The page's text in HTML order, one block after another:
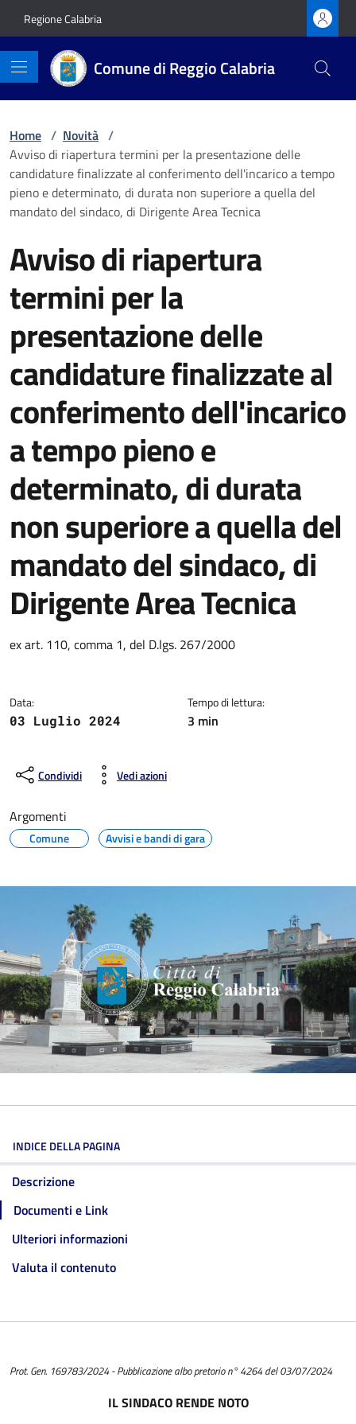
Regione Calabria
Comune di Reggio Calabria
Home / Novità /
Avviso di riapertura termini per la presentazione delle
candidature finalizzate al conferimento dell'incarico a tempo
pieno e determinato, di durata non superiore a quella del
mandato del sindaco, di Dirigente Area Tecnica
Avviso di riapertura
termini per la
presentazione delle
candidature finalizzate al
conferimento dell'incarico
a tempo pieno e
determinato, di durata
non superiore a quella del
mandato del sindaco, di
Dirigente Area Tecnica
Dettagli della notizia
ex art. 110, comma 1, del D.lgs. 267/2000
Data:
03 Luglio 2024
Tempo di lettura:
3 min
Condividi Vedi azioni
Argomenti
Comune Avvisi e bandi di gara
INDICE DELLA PAGINA
Descrizione
Documenti e Link
Ulteriori informazioni
Valuta il contenuto
Prot. Gen. 169783/2024 - Pubblicazione albo pretorio n° 4264 del 03/07/2024
IL SINDACO RENDE NOTO